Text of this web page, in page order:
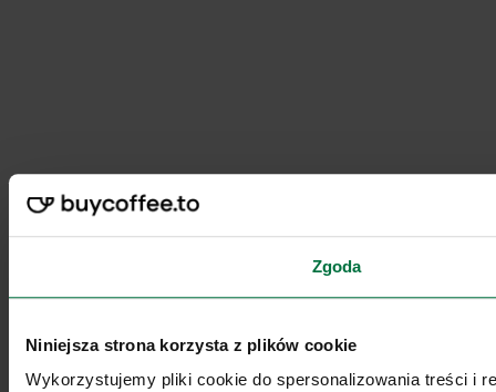
Zgoda
Niniejsza strona korzysta z plików cookie
Wykorzystujemy pliki cookie do spersonalizowania treści i